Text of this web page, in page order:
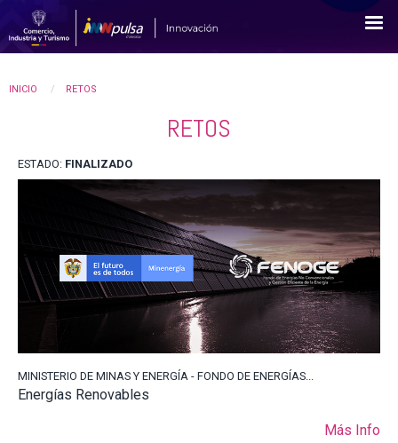
Pasar
al
contenido
YOU
HERE
INICIO RETOS
RETOS
ESTADO: FINALIZADO
MINISTERIO DE MINAS Y ENERGÍA - FONDO DE ENERGÍAS...
Energías Renovables
Más Info